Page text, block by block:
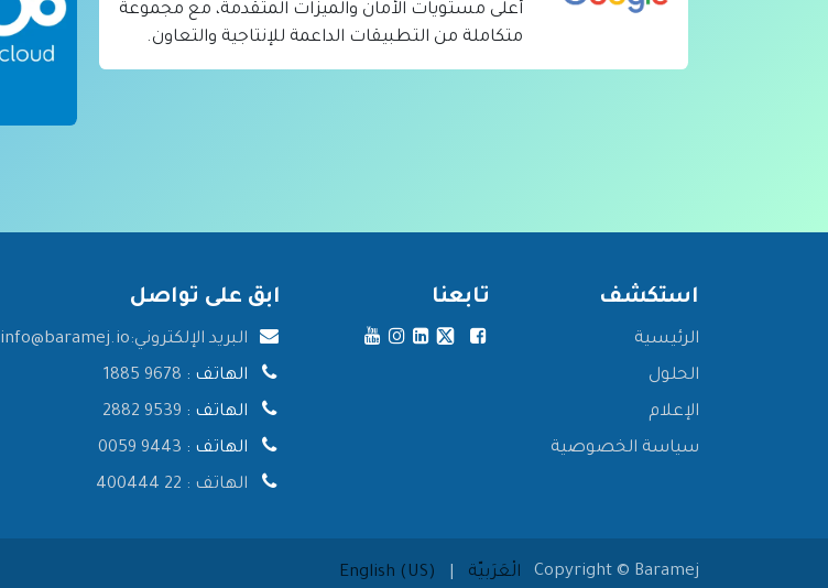
أعلى مستويات الأمان والميزات المتقدمة، مع مجموعة
متكاملة من التطبيقات الداعمة للإنتاجية والتعاون.
استكشف
الرئيسية
الحلول
الإعلام
سياسة الخصوصية
تابعنا ابق على تواصل
البريد الإلكتروني:info@baramej.io
الهاتف :
الهاتف :
الهاتف :
الهاتف :
Copyright © Baramej الْعَرَبيّة English (US)